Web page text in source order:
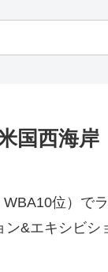
国西海岸
位）で
&エキシビ